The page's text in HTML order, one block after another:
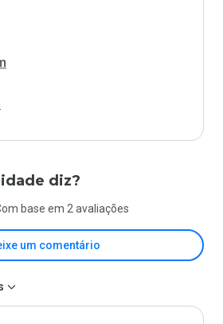
diz?
base em 2 avaliações
um comentário